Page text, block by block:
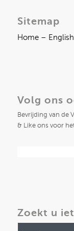
Sitemap
Home – English
Volg ons
Bevrijding van de
& Like ons voor
Zoekt u